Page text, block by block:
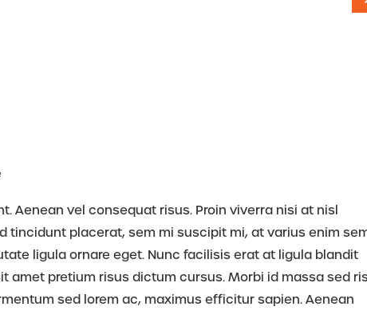
Aenean vel consequat risus. Proin viverra nisi at nisl
tincidunt placerat, sem mi suscipit mi, at varius enim
ligula ornare eget. Nunc facilisis erat at ligula blandit
amet pretium risus dictum cursus. Morbi id massa sed
sed lorem ac, maximus efficitur sapien. Aenean